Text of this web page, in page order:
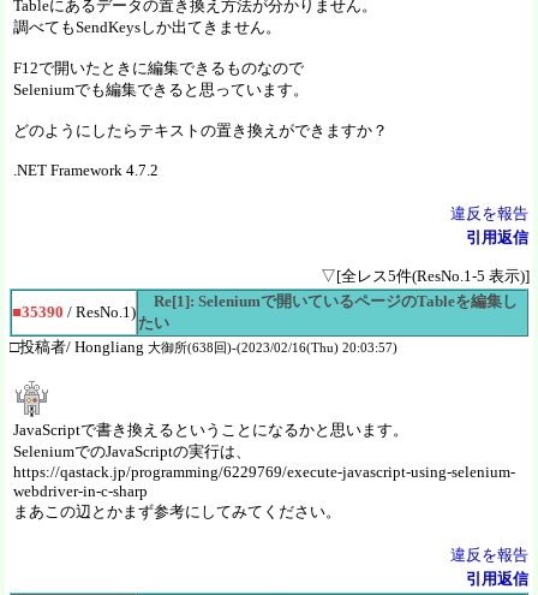
Tableにあるデータの置き換え方法が分かりません。
調べてもSendKeysしか出てきません。
F12で開いたときに編集できるものなので
Seleniumでも編集できると思っています。
どのようにしたらテキストの置き換えができますか？
.NET Framework 4.7.2
違反を報告
引用返信
▽[全レス5件(ResNo.1-5 表示)]
■35390 / ResNo.1)
Re[1]: Seleniumで開いているページのTableを編集し
たい
□投稿者/ Hongliang 大御所(638回)-(2023/02/16(Thu) 20:03:57)
JavaScriptで書き換えるということになるかと思います。
SeleniumでのJavaScriptの実行は、
https://qastack.jp/programming/6229769/execute-javascript-using-selenium-
webdriver-in-c-sharp
まあこの辺とかまず参考にしてみてください。
違反を報告
引用返信